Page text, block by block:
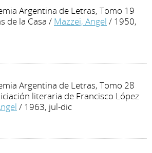
Argentina de Letras, Tomo 19
de la Casa / Mazzei, Angel / 1950,
Argentina de Letras, Tomo 28
literaria de Francisco López
/ 1963, jul-dic